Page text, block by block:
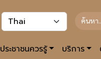
ประชาชนควรรู้ บริการ